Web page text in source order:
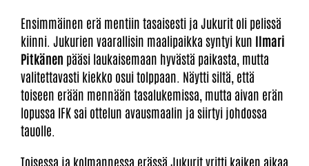
Ensimmäinen erä mentiin tasaisesti ja Jukurit oli pelissä
kiinni. Jukurien vaarallisin maalipaikka syntyi kun Ilmari
Pitkänen pääsi laukaisemaan hyvästä paikasta, mutta
valitettavasti kiekko osui tolppaan. Näytti siltä, että
toiseen erään mennään tasalukemissa, mutta aivan erän
lopussa IFK sai ottelun avausmaalin ja siirtyi johdossa
tauolle.
Toisessa ja kolmannessa erässä Jukurit yritti kaiken aikaa